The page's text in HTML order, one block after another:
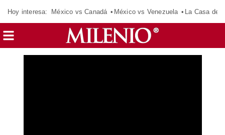
Hoy interesa: México vs Canadá México vs Venezuela La Casa de